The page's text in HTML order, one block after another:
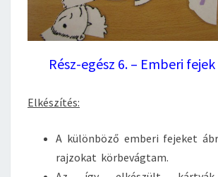
Rész-egész 6. – Emberi
Elkészítés:
A különböző emberi fejeket
rajzokat körbevágtam.